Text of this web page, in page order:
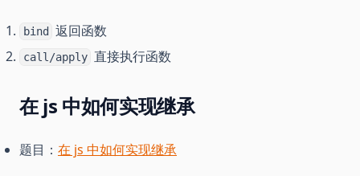
bind 返回函数
call/apply 直接执行函数
在 js 中如何实现继承
题目： 在 js 中如何实现继承